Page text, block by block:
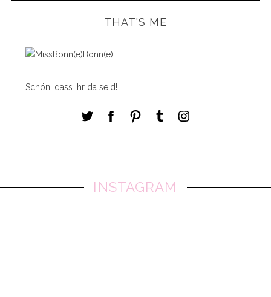
THAT'S ME
Schön, dass ihr da seid!
INSTAGRAM